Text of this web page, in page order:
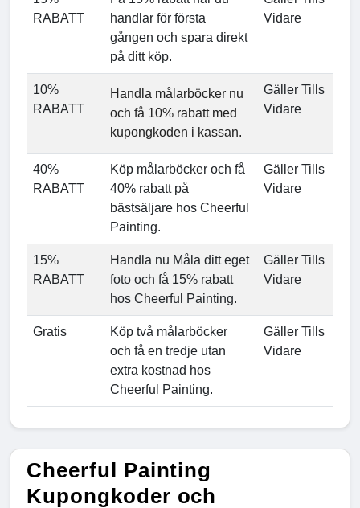
RABATT
handlar för första
gången och spara direkt
på ditt köp.
Vidare
10%
RABATT
Handla målarböcker nu
och få 10% rabatt med
kupongkoden i kassan.
Gäller Tills
Vidare
40%
RABATT
Köp målarböcker och få
40% rabatt på
bästsäljare hos Cheerful
Painting.
Gäller Tills
Vidare
15%
RABATT
Handla nu Måla ditt eget
foto och få 15% rabatt
hos Cheerful Painting.
Gäller Tills
Vidare
Gratis
Köp två målarböcker
och få en tredje utan
extra kostnad hos
Cheerful Painting.
Gäller Tills
Vidare
Cheerful Painting
Kupongkoder och